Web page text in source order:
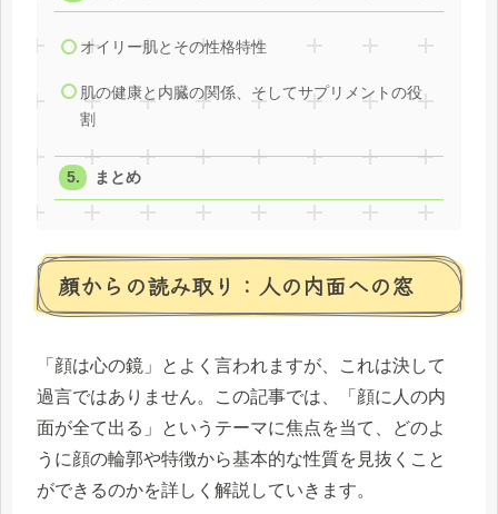
オイリー肌とその性格特性
肌の健康と内臓の関係、そしてサプリメントの役
割
まとめ
顔からの読み取り：人の内面への窓
「顔は心の鏡」とよく言われますが、これは決して
過言ではありません。この記事では、「顔に人の内
面が全て出る」というテーマに焦点を当て、どのよ
うに顔の輪郭や特徴から基本的な性質を見抜くこと
ができるのかを詳しく解説していきます。